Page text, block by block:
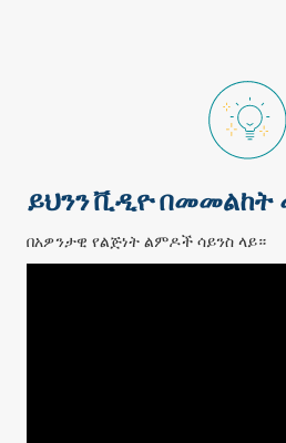
ይህንን ቪዲዮ
በአዎንታዊ የልጅነት ልምዶች ሳይንስ ላይ።